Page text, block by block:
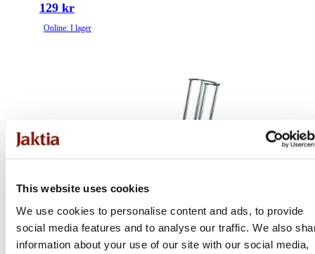
This website uses cookies
We use cookies to personalise content and ads, to provide
social media features and to analyse our traffic. We also
information about your use of our site with our social media,
129 kr
Online: I lager